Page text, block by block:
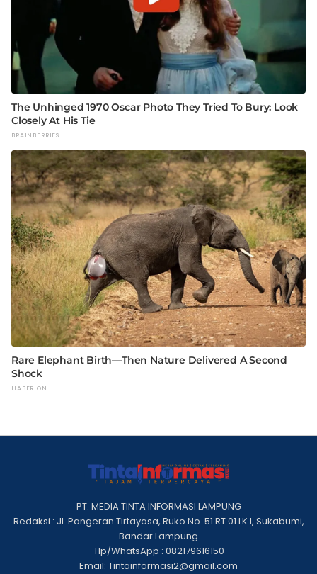
PT. MEDIA TINTA INFORMASI LAMPUNG
Redaksi : Jl. Pangeran Tirtayasa, Ruko No. 51 RT 01 LK I, Sukabumi,
Bandar Lampung
Tlp/WhatsApp : 082179616150
Email: Tintainformasi2@gmail.com